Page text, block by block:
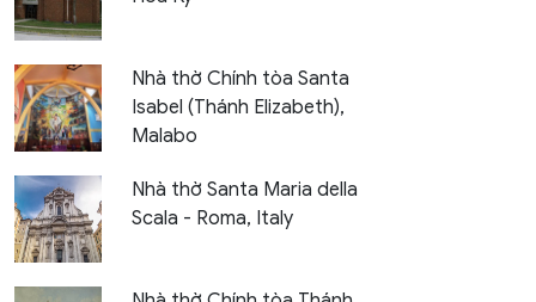
Nhà thờ Chính tòa Santa
Isabel (Thánh Elizabeth),
Malabo
Nhà thờ Santa Maria della
Scala - Roma, Italy